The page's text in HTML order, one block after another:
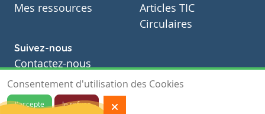
Mes ressources
Articles TIC
Circulaires
Suivez-nous
Contactez-nous
Soutien scolaire
Notre page Facebook
Consentement d'utilisation des Cookies
J'accepte Je refuse